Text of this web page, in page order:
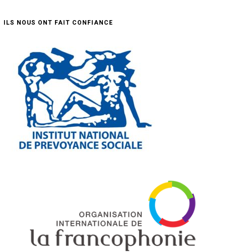
ILS NOUS ONT FAIT CONFIANCE